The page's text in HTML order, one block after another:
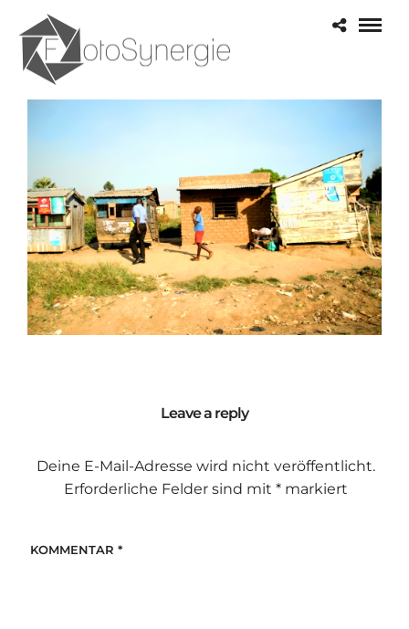
Leave a reply
Deine E-Mail-Adresse wird nicht veröffentlicht.
Erforderliche Felder sind mit *markiert
KOMMENTAR *